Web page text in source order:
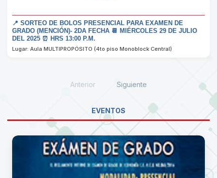
📍 SORTEO DE BOLOS PRESENCIAL PARA EXAMEN DE
GRADO (MENCIÓN)- 2DA FECHA 📆 MIÉRCOLES 29 DE JULIO
DEL 2025 ⏰ HRS 13:00 P.M.
Lugar: Aula MULTIPROPÓSITO (4to piso Monoblock Central)
Anterior Siguiente
EVENTOS